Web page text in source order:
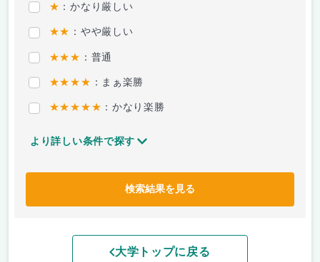
★ ：かなり厳しい
★★ ：やや厳しい
★★★ ：普通
★★★★ ：まぁ楽勝
★★★★★ ：かなり楽勝
より詳しい条件で探す
検索結果を見る
大学トップに戻る